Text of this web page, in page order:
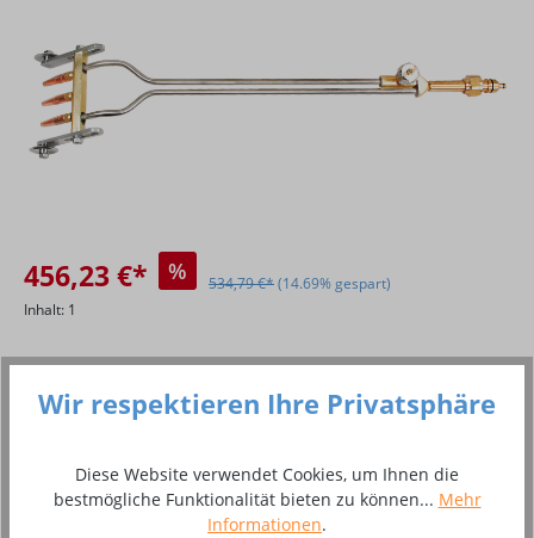
456,23 €* % 534,79 €*(14.69% gespart)
Inhalt: 1
Preise inkl. MwSt. inkl. Versandkosten
Versandfertig in 14 Tagen, Lieferzeit 6 - 10 Tage
Produkt Anzahl: Gib den gewünschten
In den Warenkorb
Wir respektieren Ihre Privatsphäre
Diese Website verwendet Cookies, um Ihnen die
bestmögliche Funktionalität bieten zu können... Mehr
Informationen.